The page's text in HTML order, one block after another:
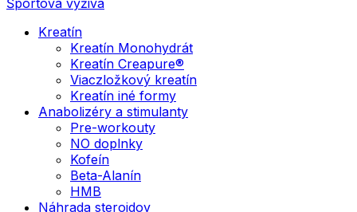
Kreatín
Kreatín Monohydrát
Kreatín Creapure®
Viaczložkový kreatín
Kreatín iné formy
Anabolizéry a stimulanty
Pre-workouty
NO doplnky
Kofeín
Beta-Alanín
HMB
Náhrada steroidov